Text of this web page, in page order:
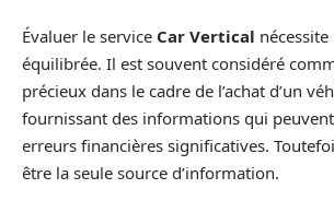
Évaluer le service Car Vertical
équilibrée. Il est souvent considéré
précieux dans le cadre de l’achat d’un
fournissant des informations qui
erreurs financières significatives.
être la seule source d’information.